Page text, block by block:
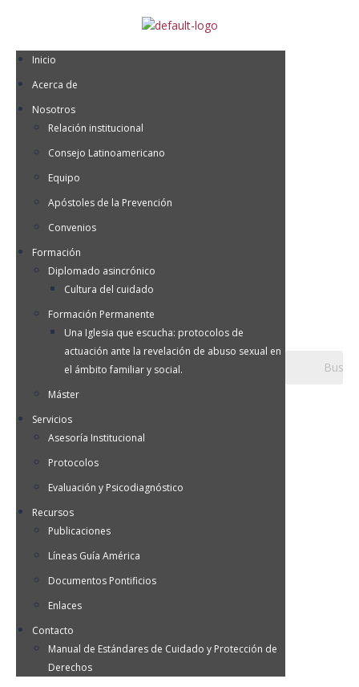
Inicio
Acerca de
Nosotros
Relación institucional
Consejo Latinoamericano
Equipo
Apóstoles de la Prevención
Convenios
Formación
Diplomado asincrónico
Cultura del cuidado
Formación Permanente
Una Iglesia que escucha: protocolos de
actuación ante la revelación de abuso sexual en
el ámbito familiar y social.
Máster
Servicios
Asesoría Institucional
Protocolos
Evaluación y Psicodiagnóstico
Recursos
Publicaciones
Líneas Guía América
Documentos Pontificios
Enlaces
Contacto
Manual de Estándares de Cuidado y Protección de
Derechos